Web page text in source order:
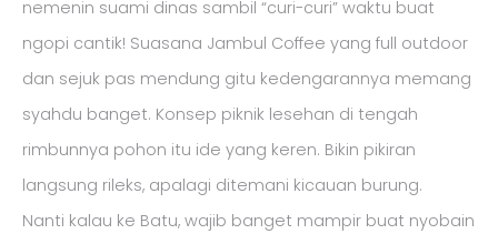
nemenin suami dinas sambil “curi-curi” waktu buat
ngopi cantik! Suasana Jambul Coffee yang full outdoor
dan sejuk pas mendung gitu kedengarannya memang
syahdu banget. Konsep piknik lesehan di tengah
rimbunnya pohon itu ide yang keren. Bikin pikiran
langsung rileks, apalagi ditemani kicauan burung.
Nanti kalau ke Batu, wajib banget mampir buat nyobain